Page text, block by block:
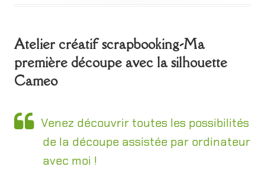
Atelier créatif scrapbooking-Ma
première découpe avec la silhouette
Cameo
Venez découvrir toutes les possibilités
de la découpe assistée par ordinateur
avec moi !